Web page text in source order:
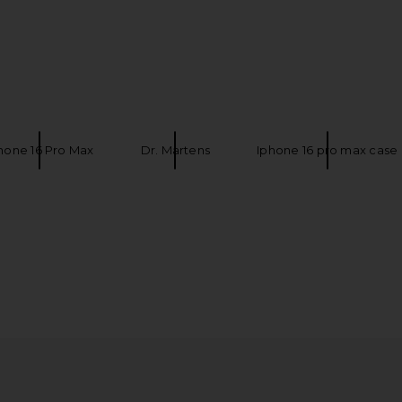
16 Pro Max Dr. Martens Iphone 16 pro max case